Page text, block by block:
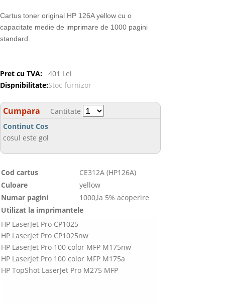
Cartus toner original HP 126A yellow cu o
capacitate medie de imprimare de 1000 pagini
standard.
Pret cu TVA:
401 Lei
Dispnibilitate:Stoc furnizor
Cumpara
Cantitate
Continut Cos
cosul este gol
Cod cartus
CE312A (HP126A)
Culoare
yellow
Numar pagini
1000,la 5% acoperire
Utilizat la imprimantele
HP LaserJet Pro CP1025
HP LaserJet Pro CP1025nw
HP LaserJet Pro 100 color MFP M175nw
HP LaserJet Pro 100 color MFP M175a
HP TopShot LaserJet Pro M275 MFP